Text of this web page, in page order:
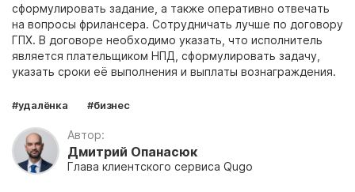
сформулировать задание, а также оперативно отвечать
на вопросы фрилансера. Сотрудничать лучше по договору
ГПХ. В договоре необходимо указать, что исполнитель
является плательщиком НПД, сформулировать задачу,
указать сроки её выполнения и выплаты вознаграждения.
#удалёнка #бизнес
Автор:
Дмитрий Опанасюк
Глава клиентского сервиса Qugo